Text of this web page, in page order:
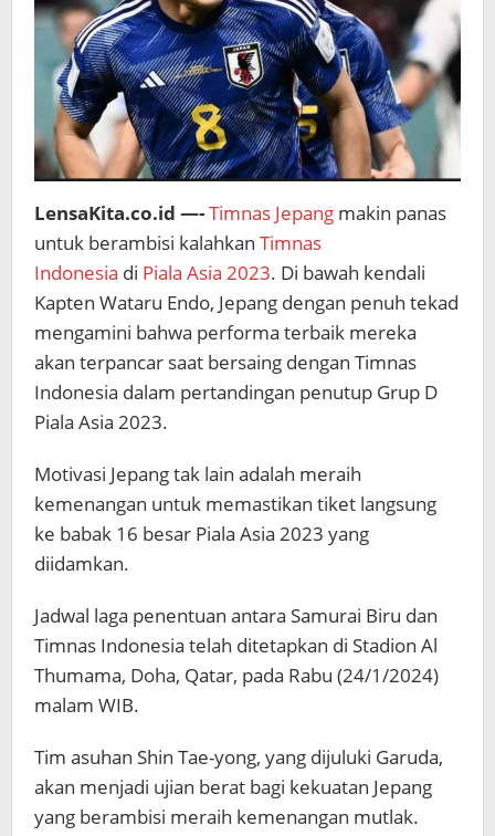
LensaKita.co.id —-Timnas Jepang makin panas
untuk berambisi kalahkan Timnas
Indonesia di Piala Asia 2023. Di bawah kendali
Kapten Wataru Endo, Jepang dengan penuh tekad
mengamini bahwa performa terbaik mereka
akan terpancar saat bersaing dengan Timnas
Indonesia dalam pertandingan penutup Grup D
Piala Asia 2023.
Motivasi Jepang tak lain adalah meraih
kemenangan untuk memastikan tiket langsung
ke babak 16 besar Piala Asia 2023 yang
diidamkan.
Jadwal laga penentuan antara Samurai Biru dan
Timnas Indonesia telah ditetapkan di Stadion Al
Thumama, Doha, Qatar, pada Rabu (24/1/2024)
malam WIB.
Tim asuhan Shin Tae-yong, yang dijuluki Garuda,
akan menjadi ujian berat bagi kekuatan Jepang
yang berambisi meraih kemenangan mutlak.